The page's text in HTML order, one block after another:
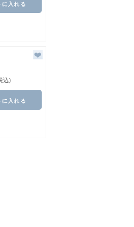
に入れる
込)
に入れる